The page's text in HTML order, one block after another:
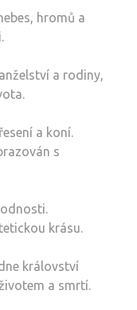
hromů a
a rodiny,
a koní.
s
krásu.
království
a smrtí.